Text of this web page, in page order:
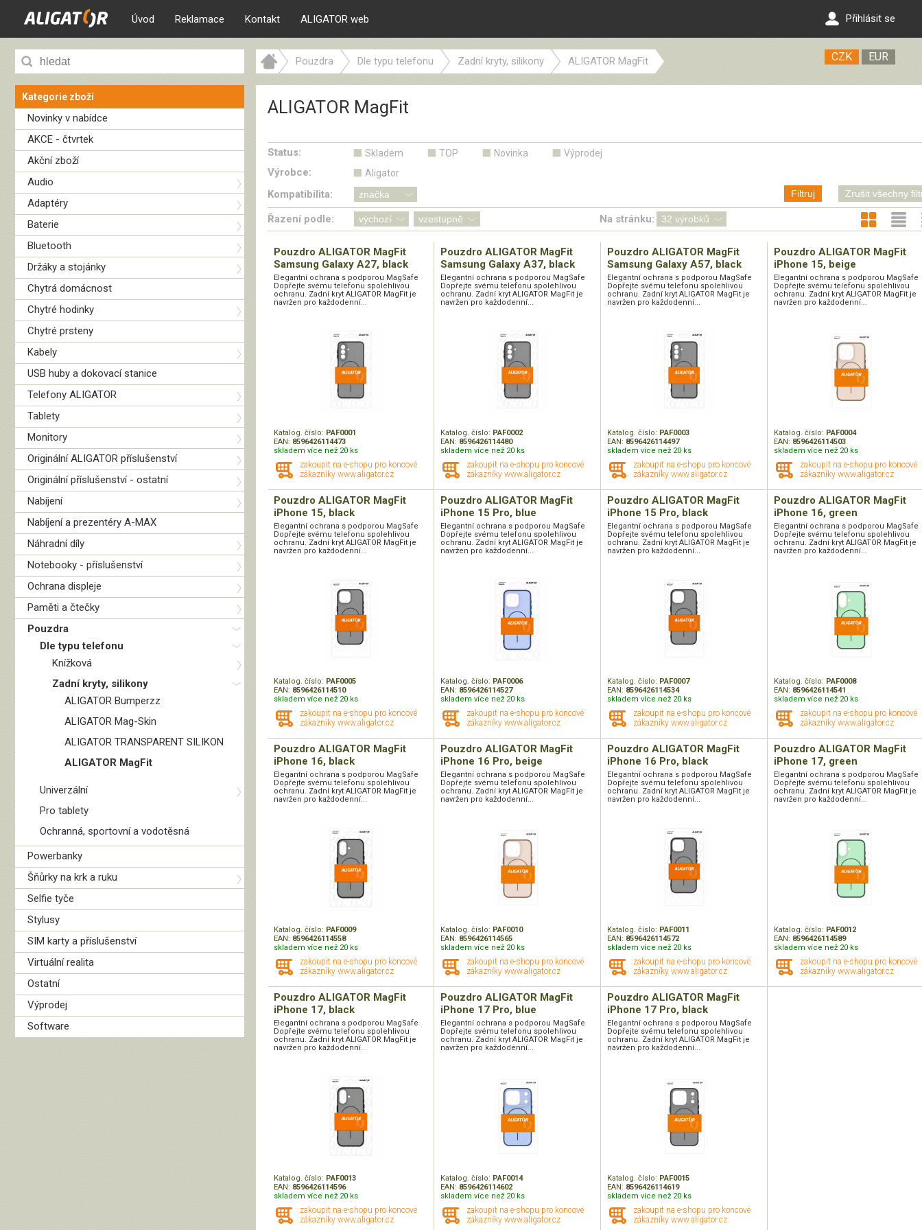
Úvod Reklamace Kontakt ALIGATOR web Přihlásit se
Kategorie zboží
Novinky v nabídce
AKCE - čtvrtek
Akční zboží
Audio
Adaptéry
Baterie
Bluetooth
Držáky a stojánky
Chytrá domácnost
Chytré hodinky
Chytré prsteny
Kabely
USB huby a dokovací stanice
Telefony ALIGATOR
Tablety
Monitory
Originální ALIGATOR příslušenství
Originální příslušenství - ostatní
Nabíjení
Nabíjení a prezentéry A-MAX
Náhradní díly
Notebooky - příslušenství
Ochrana displeje
Paměti a čtečky
Pouzdra
Dle typu telefonu
Knížková
Zadní kryty, silikony
ALIGATOR Bumperzz
ALIGATOR Mag-Skin
ALIGATOR TRANSPARENT SILIKON
ALIGATOR MagFit
Univerzální
Pro tablety
Ochranná, sportovní a vodotěsná
Powerbanky
Šňůrky na krk a ruku
Selfie tyče
Stylusy
SIM karty a příslušenství
Virtuální realita
Ostatní
Výprodej
Software
Pouzdra Dle typu telefonu Zadní kryty, silikony ALIGATOR MagFit CZK EUR
ALIGATOR MagFit
Status: Skladem TOP Novinka Výprodej
Výrobce: Aligator
Kompatibilita: Filtruj Zrušit všechny
Řazení podle: Na stránku:
Pouzdro ALIGATOR MagFit
Samsung Galaxy A27, black
Elegantní ochrana s podporou MagSafe
Dopřejte svému telefonu spolehlivou
ochranu. Zadní kryt ALIGATOR MagFit je
navržen pro každodenní...
Katalog. číslo: PAF0001
EAN: 8596426114473
skladem více než 20 ks
zakoupit na e-shopu pro koncové
zákazníky www.aligator.cz
Pouzdro ALIGATOR MagFit
Samsung Galaxy A37, black
Elegantní ochrana s podporou MagSafe
Dopřejte svému telefonu spolehlivou
ochranu. Zadní kryt ALIGATOR MagFit je
navržen pro každodenní...
Katalog. číslo: PAF0002
EAN: 8596426114480
skladem více než 20 ks
zakoupit na e-shopu pro koncové
zákazníky www.aligator.cz
Pouzdro ALIGATOR MagFit
Samsung Galaxy A57, black
Elegantní ochrana s podporou MagSafe
Dopřejte svému telefonu spolehlivou
ochranu. Zadní kryt ALIGATOR MagFit je
navržen pro každodenní...
Katalog. číslo: PAF0003
EAN: 8596426114497
skladem více než 20 ks
zakoupit na e-shopu pro koncové
zákazníky www.aligator.cz
Pouzdro ALIGATOR MagFit
iPhone 15, beige
Elegantní ochrana s podporou MagSafe
Dopřejte svému telefonu spolehlivou
ochranu. Zadní kryt ALIGATOR MagFit je
navržen pro každodenní...
Katalog. číslo: PAF0004
EAN: 8596426114503
skladem více než 20 ks
zakoupit na e-shopu pro koncové
zákazníky www.aligator.cz
Pouzdro ALIGATOR MagFit
iPhone 15, black
Elegantní ochrana s podporou MagSafe
Dopřejte svému telefonu spolehlivou
ochranu. Zadní kryt ALIGATOR MagFit je
navržen pro každodenní...
Katalog. číslo: PAF0005
EAN: 8596426114510
skladem více než 20 ks
zakoupit na e-shopu pro koncové
zákazníky www.aligator.cz
Pouzdro ALIGATOR MagFit
iPhone 15 Pro, blue
Elegantní ochrana s podporou MagSafe
Dopřejte svému telefonu spolehlivou
ochranu. Zadní kryt ALIGATOR MagFit je
navržen pro každodenní...
Katalog. číslo: PAF0006
EAN: 8596426114527
skladem více než 20 ks
zakoupit na e-shopu pro koncové
zákazníky www.aligator.cz
Pouzdro ALIGATOR MagFit
iPhone 15 Pro, black
Elegantní ochrana s podporou MagSafe
Dopřejte svému telefonu spolehlivou
ochranu. Zadní kryt ALIGATOR MagFit je
navržen pro každodenní...
Katalog. číslo: PAF0007
EAN: 8596426114534
skladem více než 20 ks
zakoupit na e-shopu pro koncové
zákazníky www.aligator.cz
Pouzdro ALIGATOR MagFit
iPhone 16, green
Elegantní ochrana s podporou MagSafe
Dopřejte svému telefonu spolehlivou
ochranu. Zadní kryt ALIGATOR MagFit je
navržen pro každodenní...
Katalog. číslo: PAF0008
EAN: 8596426114541
skladem více než 20 ks
zakoupit na e-shopu pro koncové
zákazníky www.aligator.cz
Pouzdro ALIGATOR MagFit
iPhone 16, black
Elegantní ochrana s podporou MagSafe
Dopřejte svému telefonu spolehlivou
ochranu. Zadní kryt ALIGATOR MagFit je
navržen pro každodenní...
Katalog. číslo: PAF0009
EAN: 8596426114558
skladem více než 20 ks
zakoupit na e-shopu pro koncové
zákazníky www.aligator.cz
Pouzdro ALIGATOR MagFit
iPhone 16 Pro, beige
Elegantní ochrana s podporou MagSafe
Dopřejte svému telefonu spolehlivou
ochranu. Zadní kryt ALIGATOR MagFit je
navržen pro každodenní...
Katalog. číslo: PAF0010
EAN: 8596426114565
skladem více než 20 ks
zakoupit na e-shopu pro koncové
zákazníky www.aligator.cz
Pouzdro ALIGATOR MagFit
iPhone 16 Pro, black
Elegantní ochrana s podporou MagSafe
Dopřejte svému telefonu spolehlivou
ochranu. Zadní kryt ALIGATOR MagFit je
navržen pro každodenní...
Katalog. číslo: PAF0011
EAN: 8596426114572
skladem více než 20 ks
zakoupit na e-shopu pro koncové
zákazníky www.aligator.cz
Pouzdro ALIGATOR MagFit
iPhone 17, green
Elegantní ochrana s podporou MagSafe
Dopřejte svému telefonu spolehlivou
ochranu. Zadní kryt ALIGATOR MagFit je
navržen pro každodenní...
Katalog. číslo: PAF0012
EAN: 8596426114589
skladem více než 20 ks
zakoupit na e-shopu pro koncové
zákazníky www.aligator.cz
Pouzdro ALIGATOR MagFit
iPhone 17, black
Elegantní ochrana s podporou MagSafe
Dopřejte svému telefonu spolehlivou
ochranu. Zadní kryt ALIGATOR MagFit je
navržen pro každodenní...
Katalog. číslo: PAF0013
EAN: 8596426114596
skladem více než 20 ks
zakoupit na e-shopu pro koncové
zákazníky www.aligator.cz
Pouzdro ALIGATOR MagFit
iPhone 17 Pro, blue
Elegantní ochrana s podporou MagSafe
Dopřejte svému telefonu spolehlivou
ochranu. Zadní kryt ALIGATOR MagFit je
navržen pro každodenní...
Katalog. číslo: PAF0014
EAN: 8596426114602
skladem více než 20 ks
zakoupit na e-shopu pro koncové
zákazníky www.aligator.cz
Pouzdro ALIGATOR MagFit
iPhone 17 Pro, black
Elegantní ochrana s podporou MagSafe
Dopřejte svému telefonu spolehlivou
ochranu. Zadní kryt ALIGATOR MagFit je
navržen pro každodenní...
Katalog. číslo: PAF0015
EAN: 8596426114619
skladem více než 20 ks
zakoupit na e-shopu pro koncové
zákazníky www.aligator.cz